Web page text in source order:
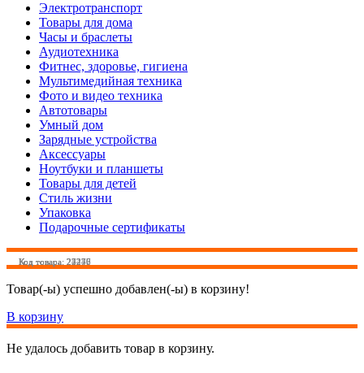
Код товара: 27277
Код товара: 24256
Код товара: 22245
Код товара: 25470
Электротранспорт
Товары для дома
Часы и браслеты
Аудиотехника
Фитнес, здоровье, гигиена
Мультимедийная техника
Фото и видео техника
Автотовары
Умный дом
Зарядные устройства
Аксессуары
Ноутбуки и планшеты
Товары для детей
Стиль жизни
Упаковка
Подарочные сертификаты
Товар(-ы) успешно добавлен(-ы) в корзину!
В корзину
Не удалось добавить товар в корзину.